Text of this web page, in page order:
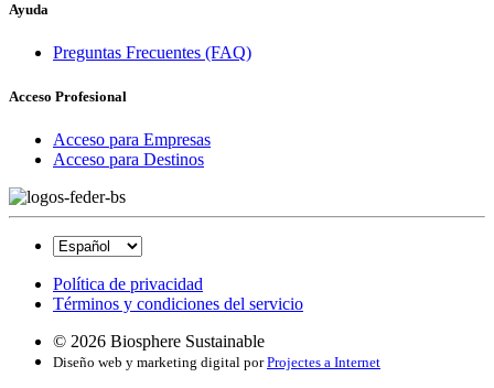
Ayuda
Preguntas Frecuentes (FAQ)
Acceso Profesional
Acceso para Empresas
Acceso para Destinos
Política de privacidad
Términos y condiciones del servicio
© 2026 Biosphere Sustainable
Diseño web y marketing digital porProjectes a Internet